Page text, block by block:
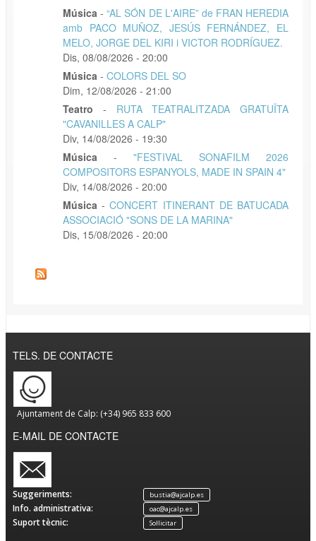
Música -“AL SÓN DE L'AIRE” de FRAN HEREDIA
amb PACO MUÑOZ, JESÚS FERNÁNDEZ, EL
MELO, JORGE DEL KIRI i VICTOR RODRÍGUEZ.
Dis, 08/08/2026 - 20:00
Música - COLORS DEL SO
Dim, 12/08/2026 - 21:00
Teatro
- RUTA TEATRALITZADA GRATUÏTA
"CAVANILLES A CALP"
Div, 14/08/2026 - 19:30
Música
- "FESTIVAL SONAFILM 2026
COMPOSITORS ESPANYOLS, MADE IN SPAIN 4"
Div, 14/08/2026 - 20:00
Música -CONCERT ITINERANT DE BATUCADA
ASSOCIACIÓ "SONS DE LA MARINA"
Dis, 15/08/2026 - 20:00
TELS. DE CONTACTE
Ajuntament de Calp: (+34) 965 833 600
E-MAIL DE CONTACTE
Suggeriments: bustia@ajcalp.es
Info. administrativa: oac@ajcalp.es
Suport tècnic: Sol·licitar